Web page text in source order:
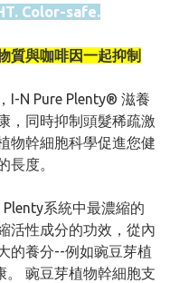
Color-safe.
質與咖啡因⼀起抑制
I-N Pure Plenty® 滋養
，同時抑制頭髮稀疏激
物幹細胞科學促進您健
長度。
系統中最濃縮的
活性成分的功效，從內
的養分--例如豌⾖芽植
豌⾖芽植物幹細胞⽀